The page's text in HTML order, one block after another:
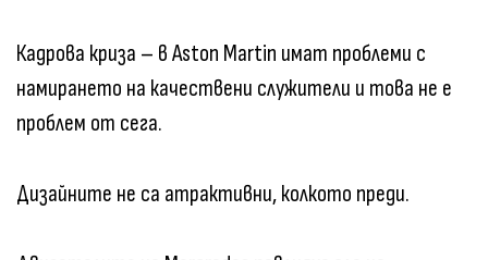
Кадрова криза – в Aston Martin имат проблеми с
намирането на качествени служители и това не е
проблем от сега.
Дизайните не са атрактивни, колкото преди.